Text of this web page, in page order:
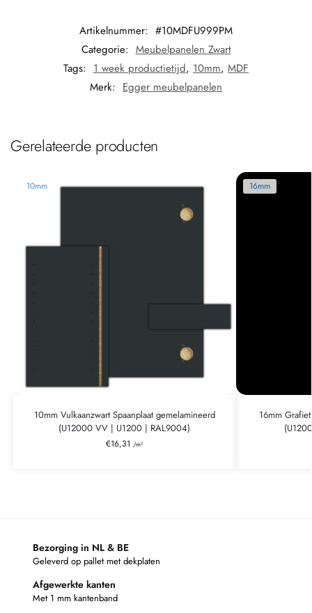
Artikelnummer: #10MDFU999PM
Categorie: Meubelpanelen Zwart
Tags: 1 week productietijd, 10mm, MDF
Merk: Egger meubelpanelen
Gerelateerde producten
10mm
10mm Vulkaanzwart Spaanplaat gemelamineerd
(U12000 VV | U1200 | RAL9004)
€16,31 /m²
16mm
16mm
Bezorging in NL & BE
Geleverd op pallet met dekplaten
Afgewerkte kanten
Met 1 mm kantenband